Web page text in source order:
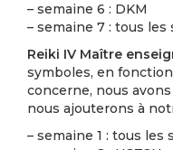
– semaine 6 : DKM
– semaine 7 : tous
Reiki IV Maître
symboles, en fonction
concerne, nous
nous ajouterons à
– semaine 1 : tous les